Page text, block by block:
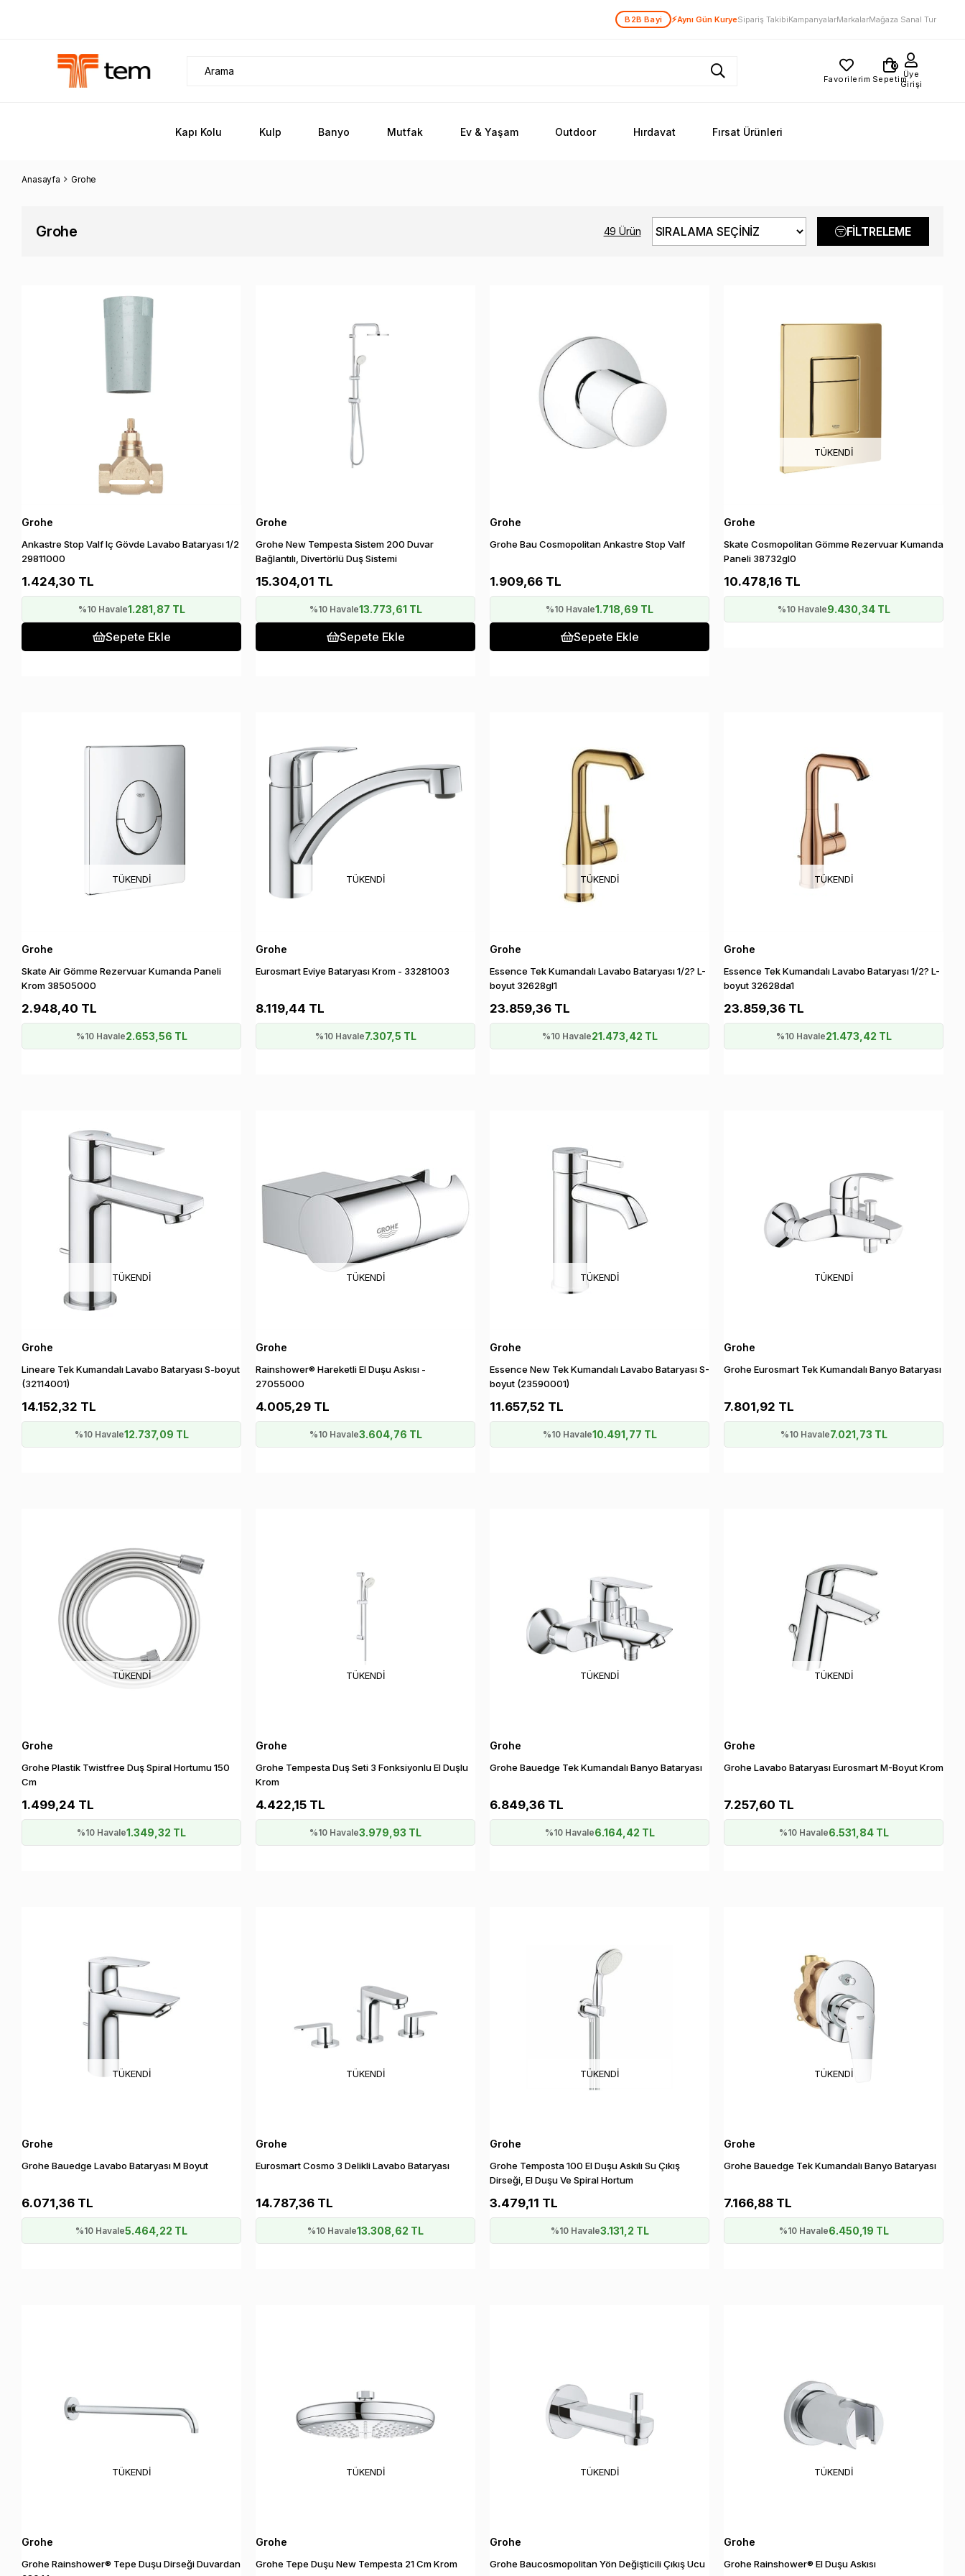
B2B Bayi ⚡Aynı Gün KuryeSipariş TakibiKampanyalarMarkalarMağaza Sanal Tur
Favorilerim Sepetim
0
Üye
Girişi
Kapı Kolu Kulp Banyo Mutfak Ev & Yaşam Outdoor Hırdavat Fırsat Ürünleri
Anasayfa Grohe
Grohe 49 Ürün FILTRELEME
Grohe
Ankastre Stop Valf Iç Gövde Lavabo Bataryası 1/2
29811000
1.424,30 TL
%10 Havale1.281,87 TL
Sepete Ekle
Grohe
Grohe New Tempesta Sistem 200 Duvar
Bağlantılı, Divertörlü Duş Sistemi
15.304,01 TL
%10 Havale13.773,61 TL
Sepete Ekle
Grohe
Grohe Bau Cosmopolitan Ankastre Stop Valf
1.909,66 TL
%10 Havale1.718,69 TL
Sepete Ekle
TÜKENDI
Grohe
Skate Cosmopolitan Gömme Rezervuar Kumanda
Paneli 38732gl0
10.478,16 TL
%10 Havale9.430,34 TL
TÜKENDI
Grohe
Skate Air Gömme Rezervuar Kumanda Paneli
Krom 38505000
2.948,40 TL
%10 Havale2.653,56 TL
TÜKENDI
Grohe
Eurosmart Eviye Bataryası Krom - 33281003
8.119,44 TL
%10 Havale7.307,5 TL
TÜKENDI
Grohe
Essence Tek Kumandalı Lavabo Bataryası 1/2? L-
boyut 32628gl1
23.859,36 TL
%10 Havale21.473,42 TL
TÜKENDI
Grohe
Essence Tek Kumandalı Lavabo Bataryası 1/2? L-
boyut 32628da1
23.859,36 TL
%10 Havale21.473,42 TL
TÜKENDI
Grohe
Lineare Tek Kumandalı Lavabo Bataryası S-boyut
(32114001)
14.152,32 TL
%10 Havale12.737,09 TL
TÜKENDI
Grohe
Rainshower® Hareketli El Duşu Askısı -
27055000
4.005,29 TL
%10 Havale3.604,76 TL
TÜKENDI
Grohe
Essence New Tek Kumandalı Lavabo Bataryası S-
boyut (23590001)
11.657,52 TL
%10 Havale10.491,77 TL
TÜKENDI
Grohe
Grohe Eurosmart Tek Kumandalı Banyo Bataryası
7.801,92 TL
%10 Havale7.021,73 TL
TÜKENDI
Grohe
Grohe Plastik Twistfree Duş Spiral Hortumu 150
Cm
1.499,24 TL
%10 Havale1.349,32 TL
TÜKENDI
Grohe
Grohe Tempesta Duş Seti 3 Fonksiyonlu El Duşlu
Krom
4.422,15 TL
%10 Havale3.979,93 TL
TÜKENDI
Grohe
Grohe Bauedge Tek Kumandalı Banyo Bataryası
6.849,36 TL
%10 Havale6.164,42 TL
TÜKENDI
Grohe
Grohe Lavabo Bataryası Eurosmart M-Boyut Krom
7.257,60 TL
%10 Havale6.531,84 TL
TÜKENDI
Grohe
Grohe Bauedge Lavabo Bataryası M Boyut
6.071,36 TL
%10 Havale5.464,22 TL
TÜKENDI
Grohe
Eurosmart Cosmo 3 Delikli Lavabo Bataryası
14.787,36 TL
%10 Havale13.308,62 TL
TÜKENDI
Grohe
Grohe Temposta 100 El Duşu Askılı Su Çıkış
Dirseği, El Duşu Ve Spiral Hortum
3.479,11 TL
%10 Havale3.131,2 TL
TÜKENDI
Grohe
Grohe Bauedge Tek Kumandalı Banyo Bataryası
7.166,88 TL
%10 Havale6.450,19 TL
TÜKENDI
Grohe
Grohe Rainshower® Tepe Duşu Dirseği Duvardan
TÜKENDI
Grohe
Grohe Tepe Duşu New Tempesta 21 Cm Krom
TÜKENDI
Grohe
Grohe Baucosmopolitan Yön Değişticili Çıkış Ucu
TÜKENDI
Grohe
Grohe Rainshower® El Duşu Askısı